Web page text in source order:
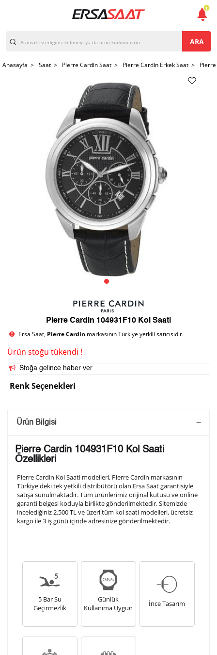
ARA
Anasayfa > Saat > Pierre Cardin Saat > Pierre Cardin Erkek Saat >
Pierre Cardin 104931F10 Kol Saati
Ersa Saat, Pierre Cardin markasının Türkiye yetkili satıcısıdır.
Ürün stoğu tükendi !
Stoğa gelince haber ver
Renk Seçenekleri
Saatini Kişiselleştir
arka kapağına gravür tekniği ile formda belirtmiş
olduğunuz şekilde işlenecektir.
1. Satır
10/ 10
2. Satır
10/ 10
Lütfen font seçiniz
Kişiselleştirilmiş ürünlerin teslim süresi gravür işleme
Ürün Bilgisi
Pierre Cardin 104931F10 Kol Saati
Özellikleri
Pierre Cardin Kol Saati modelleri, Pierre Cardin markasının
Türkiye'deki tek yetkili distribütörü olan Ersa Saat garantisiyle
satışa sunulmaktadır. Tüm ürünlerimiz orijinal kutusu ve online
garanti belgesi koduyla birlikte gönderilmektedir. Sitemizde
incelediğiniz 2.500 TL ve üzeri tüm kol saati modelleri, ücretsiz
kargo ile 3 iş günü içinde adresinize gönderilmektedir.
5 Bar Su
Geçirmezlik
Günlük
Kullanıma Uygun
İnce Tasarım
1